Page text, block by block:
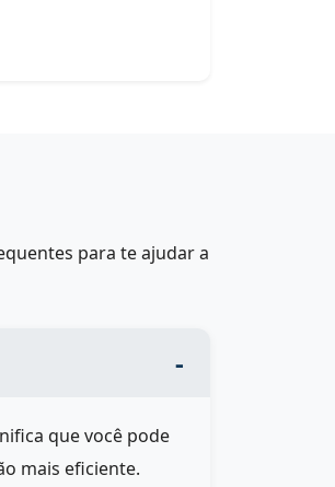
para te ajudar a
que você pode
mais eficiente.